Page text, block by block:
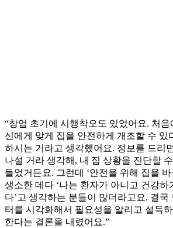
“창업 초기에 시행착오도 있었어요. 처
신에게 맞게 집을 안전하게 개조할 수 있
하시는 거라고 생각했어요. 정보를 드리
나설 거라 생각해, 내 집 상황을 진단할
들었거든요. 그런데 ‘안전을 위해 집을
생소한 데다 ‘나는 환자가 아니고 건강하
다’고 생각하는 분들이 많더라고요. 결국
터를 시각화해서 필요성을 알리고 설득
한다는 결론을 내렸어요.”